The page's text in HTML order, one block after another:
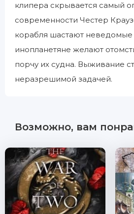
клипера скрывается самый
современности Честер
корабля шастают
инопланетяне желают
порчу их судна. Выживание
неразрешимой задачей.
Возможно, вам